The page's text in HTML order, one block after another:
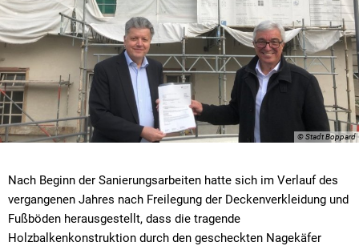
Gewerbe-Anmeldung/Ummeldung/
Gewerberegisterauskunft
Grundsteuerreform
Haushaltsplan
Satzungen und Richtlinien
Bücher-Shop
Anlegezeiten
© Stadt Boppard
Nach Beginn der Sanierungsarbeiten hatte sich im Verlauf des
vergangenen Jahres nach Freilegung der Deckenverkleidung und
Fußböden herausgestellt, dass die tragende
Holzbalkenkonstruktion durch den gescheckten Nagekäfer